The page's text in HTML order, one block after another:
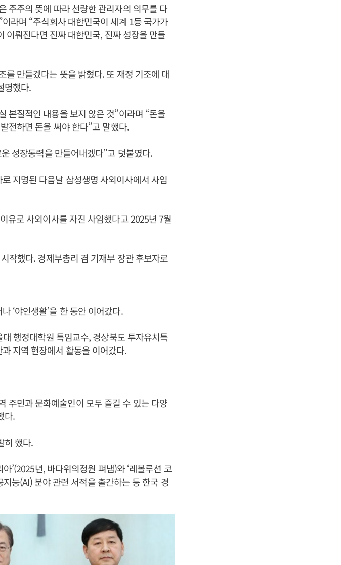
주주의 뜻에 따라 선량한 관리자의 의무를 다
라며 “주식회사 대한민국이 세계 1등 국가가
이뤄진다면 진짜 대한민국, 진짜 성장을 만들
를 만들겠다는 뜻을 밝혔다. 또 재정 기조에 대
명했다.
본질적인 내용을 보지 않은 것”이라며 “돈을
전하면 돈을 써야 한다”고 말했다.
성장동력을 만들어내겠다”고 덧붙였다.
지명된 다음날 삼성생명 사외이사에서 사임
유로 사외이사를 자진 사임했다고 2025년 7월
작했다. 경제부총리 겸 기재부 장관 후보자로
‘야인생활’을 한 동안 이어갔다.
행정대학원 특임교수, 경상북도 투자유치특
지역 현장에서 활동을 이어갔다.
주민과 문화예술인이 모두 즐길 수 있는 다양
다.
히 했다.
’(2025년, 바다위의정원 펴냄)와 ‘레볼루션 코
능(AI) 분야 관련 서적을 출간하는 등 한국 경